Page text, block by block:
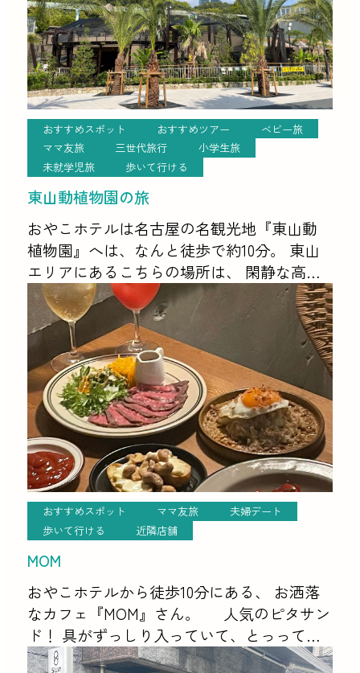
おすすめスポット おすすめツアー
ベビー旅
ママ友旅
三世代旅行
小学生旅
未就学児旅
歩いて行ける
東山動植物園の旅
おやこホテルは名古屋の名観光地『東山動
植物園』へは、なんと徒歩で約10分。 東山
エリアにあるこちらの場所は、 閑静な高級
住宅地かつデパートやおしゃれな商業施
設、 カフェやレストランなども立ち並ぶ都
会でありながら、自然あふ […]
おすすめスポット ママ友旅
夫婦デート
歩いて行ける
近隣店舗
MOM
おやこホテルから徒歩10分にある、 お洒落
なカフェ『MOM』さん。 人気のピタサン
ド！ 具がずっしり入っていて、とっっても
ボリューミー。 サラダも鶏肉も柔らかくて